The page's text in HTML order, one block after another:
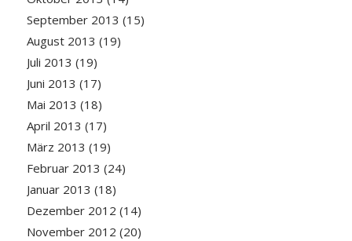
September 2013 (15)
August 2013 (19)
Juli 2013 (19)
Juni 2013 (17)
Mai 2013 (18)
April 2013 (17)
März 2013 (19)
Februar 2013 (24)
Januar 2013 (18)
Dezember 2012 (14)
November 2012 (20)